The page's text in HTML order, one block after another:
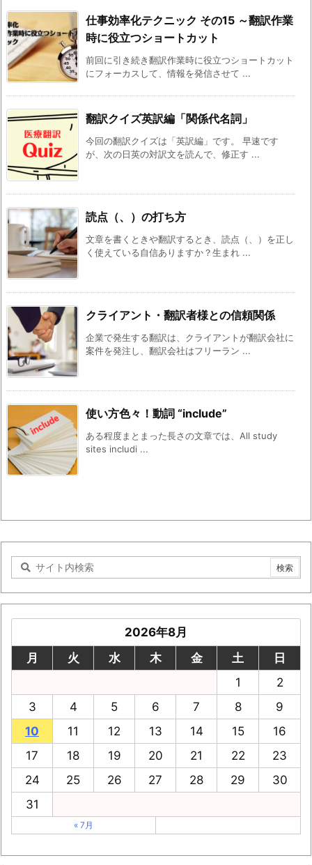
仕事効率化テクニック その15 ～翻訳作業
時に役立つショートカット
前回に引き続き翻訳作業時に役立つショートカット
にフォーカスして、情報を発信させて ...
翻訳クイズ英訳編「関係代名詞」
今回の翻訳クイズは「英訳編」です。 早速です
が、次の日英の対訳文を読んで、修正す ...
読点（、）の打ち方
文章を書くときや翻訳するとき、読点（、）を正し
く使えている自信ありますか？生まれ ...
クライアント・翻訳者様との信頼関係
企業で発生する翻訳は、クライアントが翻訳会社に
案件を発注し、翻訳会社はフリーラン ...
使い方色々！動詞 “include”
ある程度まとまった長さの文章では、All study
sites includi ...
2026年8月
月
火 水 木 金 土
日
1
2
3
4 5 6 7 8
9
10
11 12 13 14 15
16
17
18 19 20 21 22
23
24
25 26 27 28 29
30
31
« 7月